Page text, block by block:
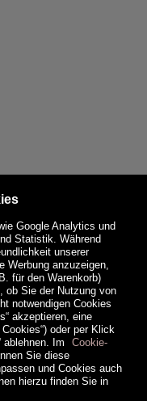
Google Analytics und
Statistik. Während
unserer
Werbung anzuzeigen,
für den Warenkorb)
ob Sie der Nutzung von
notwendigen Cookies
akzeptieren, eine
oder per Klick
ablehnen. Im
Cookie-
Sie diese
und Cookies auch
hierzu finden Sie in